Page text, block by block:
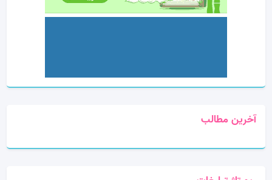
آخرین مطالب